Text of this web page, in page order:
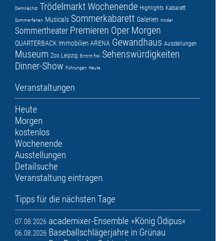
Demnächst Trödelmarkt Wochenende Highlights Kabarett
Sommerferien Musicals Sommerkabarett Galerien Kinder
Sommertheater Premieren Oper Morgen
QUARTERBACK Immobilien ARENA Gewandhaus Ausstellungen
Museum Zoo Leipzig Eintritt frei Sehenswürdigkeiten
Dinner-Show Führungen Heute
Veranstaltungen
Heute
Morgen
kostenlos
Wochenende
Ausstellungen
Detailsuche
Veranstaltung eintragen
Tipps für die nächsten Tage
07.08.2026 academixer-Ensemble »König Ödipus«
06.08.2026 Baseballschlägerjahre in Grünau